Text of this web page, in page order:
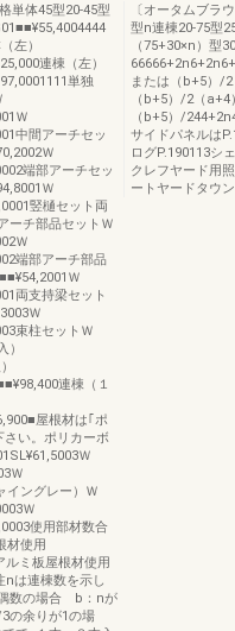
単体45型20-45型
左）
連棟（左）
単独
Ｗ
中間アーチセッ
Ｗ
端部アーチセッ
Ｗ
竪樋セット両
ーチ部品セットＷ
Ｗ
端部アーチ部品
Ｗ
両支持梁セット
Ｗ
束柱セットＷ
）
連棟（１
屋根材は｢ポ
さい。ポリカーボ
Ｗ
Ｗ
イングレー）Ｗ
Ｗ
使用部材数合
材使用
ルミ板屋根材使用
nは連棟数を示し
数の場合 b：nが
余りが1の場
〔オータムブラ
型n連棟20-75型
（75+30×n）型
または（b+5）/
（b+5）/2（
（b+5）/
サイドパネルは
ログP.190113シ
クレフヤード用
ートヤードタウ